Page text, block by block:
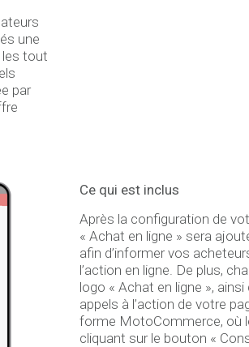
une
les tout
par
Ce qui est inclus
Après la configuration de
« Achat en ligne » sera
afin d’informer vos
l’action en ligne. De plus,
logo « Achat en ligne »,
appels à l’action de votre
forme MotoCommerce, où
cliquant sur le bouton «